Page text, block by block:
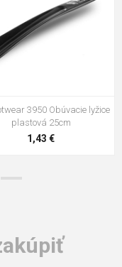
3950 Obúvacie lyžice
plastová 25cm
1,43 €